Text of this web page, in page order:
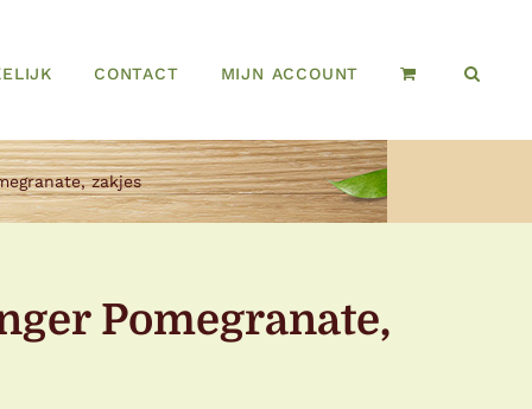
CONTACT MIJN ACCOUNT
zakjes
Pomegranate,